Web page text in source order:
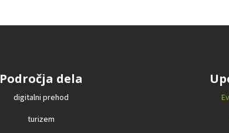
Področja dela
digitalni prehod
turizem